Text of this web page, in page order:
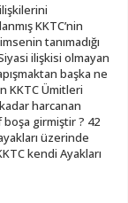
KKTC’nin
tanımadığı
ilişkisi olmayan
başka ne
KKTC Ümitleri
harcanan
girmiştir ? 42
üzerinde
kendi Ayakları